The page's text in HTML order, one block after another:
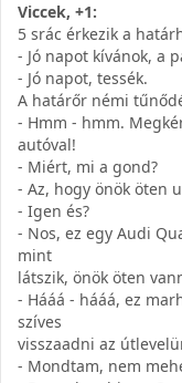
Viccek, +1:
5 srác érkezik a
- Jó napot kívánok, a
- Jó napot, tessék.
A határőr némi
- Hmm - hmm.
autóval!
- Miért, mi a gond?
- Az, hogy önök öten
- Igen és?
- Nos, ez egy Audi
mint
látszik, önök öten
- Hááá - hááá, ez
szíves
visszaadni az
- Mondtam, nem